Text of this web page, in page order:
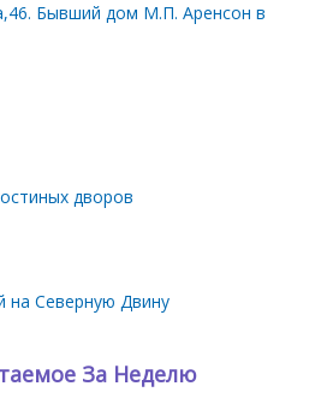
Бывший дом М.П. Аренсон в
дворов
на Северную Двину
За Неделю